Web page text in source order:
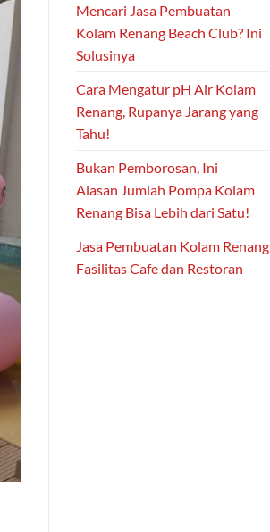
Mencari Jasa Pembuatan
Kolam Renang Beach Club? Ini
Solusinya
Cara Mengatur pH Air Kolam
Renang, Rupanya Jarang yang
Tahu!
Bukan Pemborosan, Ini
Alasan Jumlah Pompa Kolam
Renang Bisa Lebih dari Satu!
Jasa Pembuatan Kolam Renang
Fasilitas Cafe dan Restoran